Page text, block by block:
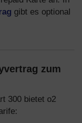
gibt es optional
zum
300 bietet o2